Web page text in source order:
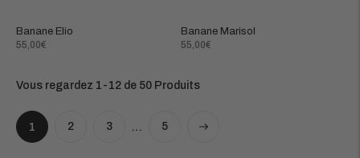
Banane Elio
Prix
55,00€
Banane Marisol
Prix
55,00€
1 2 3 … 5 Suivant
Vous regardez 1-12 de 50 Produits